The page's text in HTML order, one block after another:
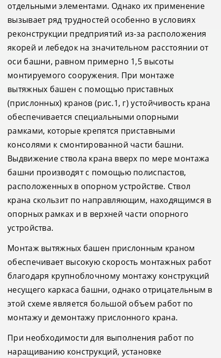
отдельными элементами. Однако их применение
вызывает ряд трудностей особенно в условиях
реконструкции предприятий из-за расположения
якорей и лебедок на значительном расстоянии от
оси башни, равном примерно 1,5 высоты
монтируемого сооружения. При монтаже
вытяжных башен с помощью приставных
(прислонных) кранов (рис.1, г) устойчивость крана
обеспечивается специальными опорными
рамками, которые крепятся приставными
консолями к смонтированной части башни.
Выдвижение ствола крана вверх по мере монтажа
башни производят с помощью полиспастов,
расположенных в опорном устройстве. Ствол
крана скользит по направляющим, находящимся в
опорных рамках и в верхней части опорного
устройства.
Монтаж вытяжных башен прислонным краном
обеспечивает высокую скорость монтажных работ
благодаря крупноблочному монтажу конструкций
несущего каркаса башни, однако отрицательным в
этой схеме является большой объем работ по
монтажу и демонтажу прислонного крана.
При необходимости для выполнения работ по
наращиванию конструкций, установке